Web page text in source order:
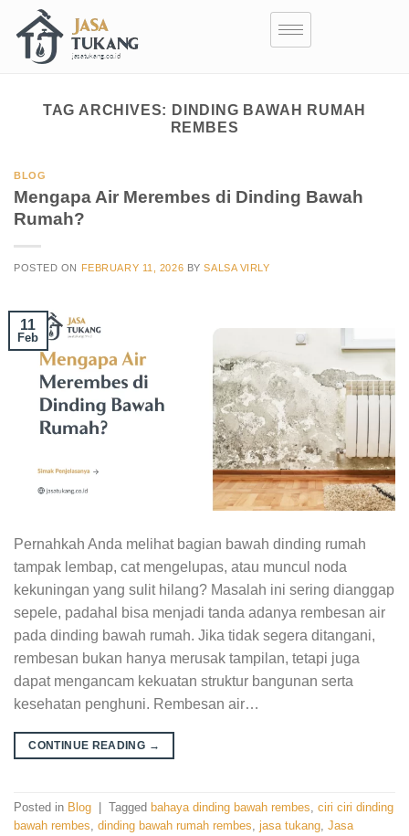
TAG ARCHIVES: DINDING BAWAH RUMAH
REMBES
BLOG
Mengapa Air Merembes di Dinding Bawah
Rumah?
POSTED ON FEBRUARY 11, 2026 BYSALSA VIRLY
11
Feb
Pernahkah Anda melihat bagian bawah dinding rumah
tampak lembap, cat mengelupas, atau muncul noda
kekuningan yang sulit hilang? Masalah ini sering dianggap
sepele, padahal bisa menjadi tanda adanya rembesan air
pada dinding bawah rumah. Jika tidak segera ditangani,
rembesan bukan hanya merusak tampilan, tetapi juga
dapat mengancam kekuatan struktur bangunan serta
kesehatan penghuni. Rembesan air…
CONTINUE READING →
Posted in Blog Tagged bahaya dinding bawah rembes, ciri ciri dinding
bawah rembes, dinding bawah rumah rembes, jasa tukang, Jasa